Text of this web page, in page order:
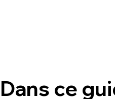
Dans ce